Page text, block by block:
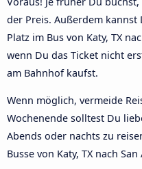
der Preis. Außerdem
Platz im Bus von Katy, TX
wenn Du das Ticket nicht
am Bahnhof kaufst.
Wenn möglich, vermeide
Wochenende solltest Du
Abends oder nachts zu
Busse von Katy, TX nach